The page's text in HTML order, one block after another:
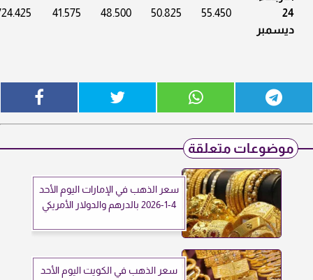
24
ديسمبر
55.450
50.825
48.500
41.575
موضوعات متعلقة
سعر الذهب في الإمارات اليوم الأحد
4-1-2026 بالدرهم والدولار الأمريكي
سعر الذهب في الكويت اليوم الأحد